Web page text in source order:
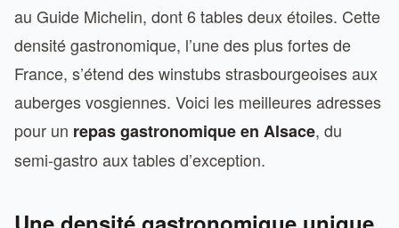
au Guide Michelin, dont 6 tables deux étoiles. Cette
densité gastronomique, l’une des plus fortes de
France, s’étend des winstubs strasbourgeoises aux
auberges vosgiennes. Voici les meilleures adresses
pour un repas gastronomique en Alsace, du
semi-gastro aux tables d’exception.